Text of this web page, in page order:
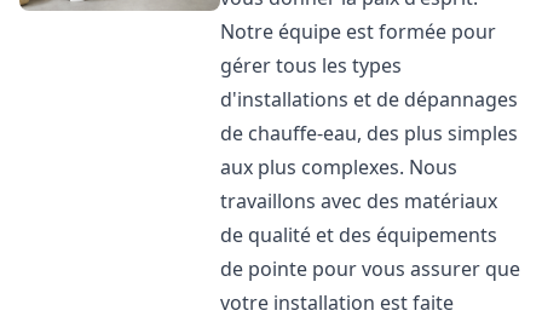
Notre équipe est formée pour
gérer tous les types
d'installations et de dépannages
de chauffe-eau, des plus simples
aux plus complexes. Nous
travaillons avec des matériaux
de qualité et des équipements
de pointe pour vous assurer que
votre installation est faite